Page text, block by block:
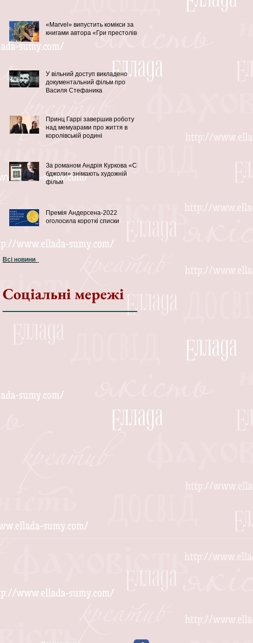
«Marvel» випустить комікси за
книгами автора «Гри престолів»
У вільний доступ викладено
документальний фільм про
Василя Стефаника
Принц Гаррі завершив роботу
над мемуарами про життя в
королівській родині
За романом Андрія Куркова «Сірі
бджоли» знімають художній
фільм
Премія Андерсена-2022
оголосила короткі списки
Всі новини
Соціальні мережі